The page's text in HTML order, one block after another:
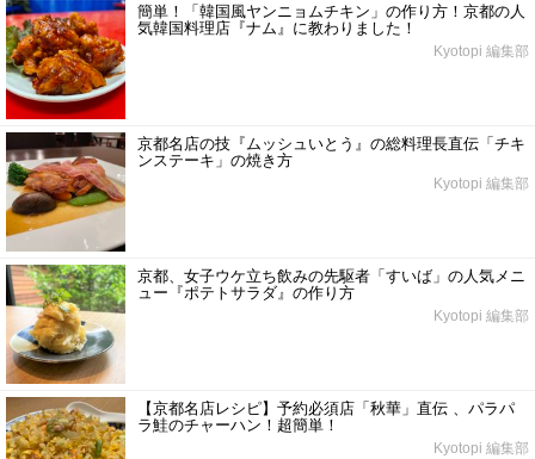
簡単！「韓国風ヤンニョムチキン」の作り方！京都の人
気韓国料理店『ナム』に教わりました！
Kyotopi 編集部
京都名店の技『ムッシュいとう』の総料理長直伝「チキ
ンステーキ」の焼き方
Kyotopi 編集部
京都、女子ウケ立ち飲みの先駆者「すいば」の人気メニ
ュー『ポテトサラダ』の作り方
Kyotopi 編集部
【京都名店レシピ】予約必須店「秋華」直伝 、パラパ
ラ鮭のチャーハン！超簡単！
Kyotopi 編集部